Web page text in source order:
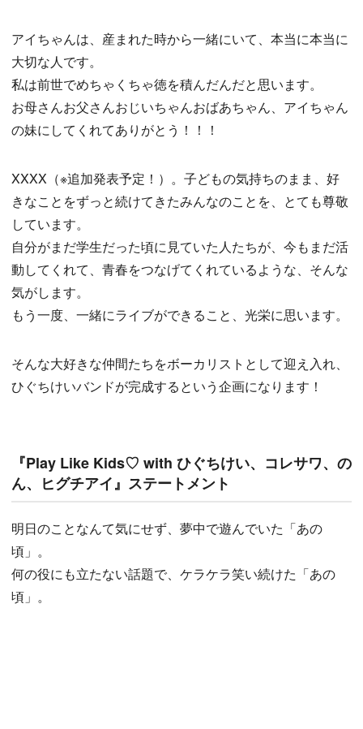
アイちゃんは、産まれた時から一緒にいて、本当に本当に
大切な人です。
私は前世でめちゃくちゃ徳を積んだんだと思います。
お母さんお父さんおじいちゃんおばあちゃん、アイちゃん
の妹にしてくれてありがとう！！！
XXXX（※追加発表予定！）。子どもの気持ちのまま、好
きなことをずっと続けてきたみんなのことを、とても尊敬
しています。
自分がまだ学生だった頃に見ていた人たちが、今もまだ活
動してくれて、青春をつなげてくれているような、そんな
気がします。
もう一度、一緒にライブができること、光栄に思います。
そんな大好きな仲間たちをボーカリストとして迎え入れ、
ひぐちけいバンドが完成するという企画になります！
『Play Like Kids♡ with ひぐちけい、コレサワ、の
ん、ヒグチアイ』ステートメント
明日のことなんて気にせず、夢中で遊んでいた「あの
頃」。
何の役にも立たない話題で、ケラケラ笑い続けた「あの
頃」。